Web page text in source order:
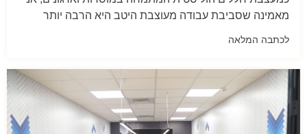
מאמינה שסביבת עבודה מעוצבת היטב היא הרבה יותר
לכתבה המלאה